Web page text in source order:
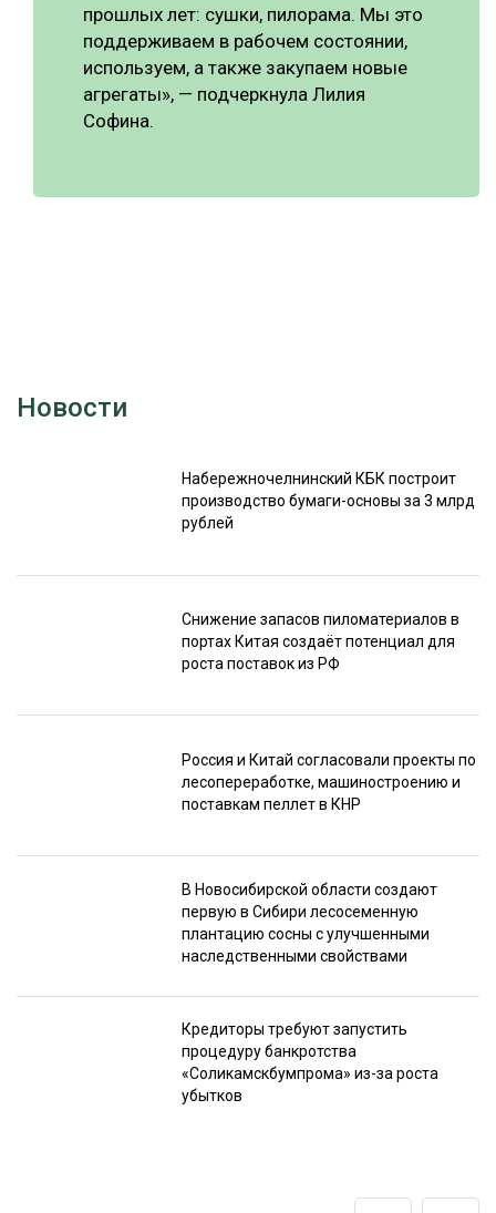
прошлых лет: сушки, пилорама. Мы это
поддерживаем в рабочем состоянии,
используем, а также закупаем новые
агрегаты», — подчеркнула Лилия
Софина.
Новости
Набережночелнинский КБК построит
производство бумаги-основы за 3 млрд
рублей
Снижение запасов пиломатериалов в
портах Китая создаёт потенциал для
роста поставок из РФ
Россия и Китай согласовали проекты по
лесопереработке, машиностроению и
поставкам пеллет в КНР
В Новосибирской области создают
первую в Сибири лесосеменную
плантацию сосны с улучшенными
наследственными свойствами
Кредиторы требуют запустить
процедуру банкротства
«Соликамскбумпрома» из-за роста
убытков